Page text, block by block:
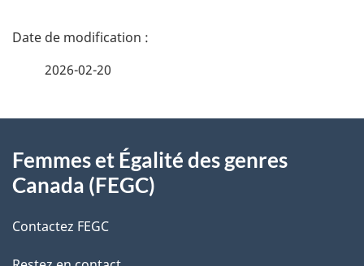
D
i
s
2026-02-20
propos
de
ce
Femmes et Égalité des genres
Canada (FEGC)
Contactez FEGC